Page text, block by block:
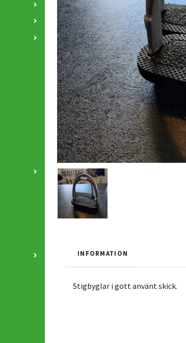
INFORMATION
Stigbyglar i gott använt skick.